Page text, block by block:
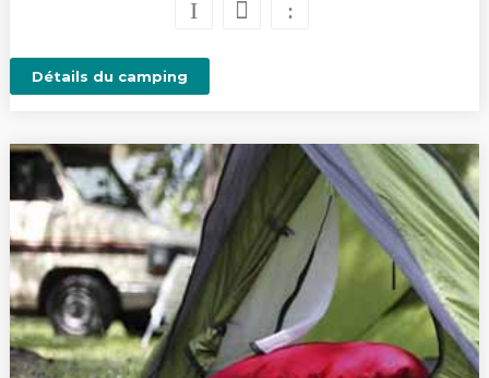
Détails du camping